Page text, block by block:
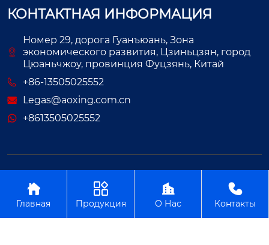
КОНТАКТНАЯ ИНФОРМАЦИЯ
Номер 29, дорога Гуанъюань, Зона
экономического развития, Цзиньцзян, город
Цюаньчжоу, провинция Фуцзянь, Китай
+86-13505025552
Legas@aoxing.com.cn
+8613505025552

Главная

Продукция

О Нас

Контакты